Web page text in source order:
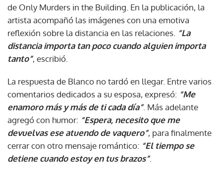
de Only Murders in the Building. En la publicación, la
artista acompañó las imágenes con una emotiva
reflexión sobre la distancia en las relaciones. “La
distancia importa tan poco cuando alguien importa
tanto”, escribió.
La respuesta de Blanco no tardó en llegar. Entre varios
comentarios dedicados a su esposa, expresó: “Me
enamoro más y más de ti cada día”. Más adelante
agregó con humor: “Espera, necesito que me
devuelvas ese atuendo de vaquero”, para finalmente
cerrar con otro mensaje romántico: “El tiempo se
detiene cuando estoy en tus brazos”.